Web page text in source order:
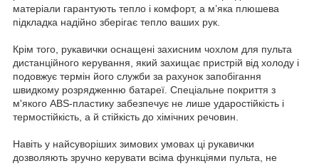
матеріали гарантують тепло і комфорт, а м’яка плюшева
підкладка надійно зберігає тепло ваших рук.
Крім того, рукавички оснащені захисним чохлом для пульта
дистанційного керування, який захищає пристрій від холоду і
подовжує термін його служби за рахунок запобігання
швидкому розрядженню батареї. Спеціальне покриття з
м'якого ABS-пластику забезпечує не лише ударостійкість і
термостійкість, а й стійкість до хімічних речовин.
Навіть у найсуворіших зимових умовах ці рукавички
дозволяють зручно керувати всіма функціями пульта, не